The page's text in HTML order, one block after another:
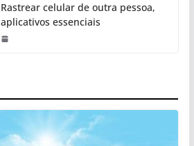
Rastrear celular de outra pessoa,
aplicativos essenciais